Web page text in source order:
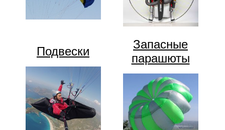
Подвески
Запасные
парашюты